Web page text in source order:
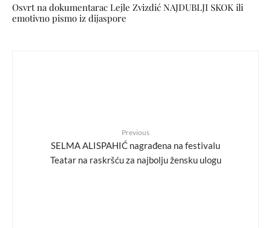
Osvrt na dokumentarac Lejle Zvizdić NAJDUBLJI SKOK ili
emotivno pismo iz dijaspore
Previous
SELMA ALISPAHIĆ nagrađena na festivalu
Teatar na raskršću za najbolju žensku ulogu